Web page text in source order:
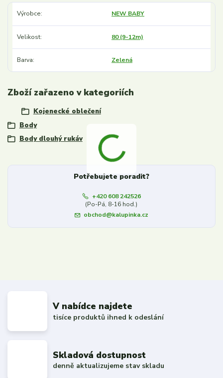
Výrobce NEW BABY
Velikost 80 (9-12m)
Barva Zelená
Zboží zařazeno v kategoriích
Kojenecké oblečení
Body
Body dlouhý rukáv
Potřebujete poradit?
+420 608 242526
(Po-Pá, 8-16 hod.)
obchod@kalupinka.cz
V nabídce najdete
tisíce produktů ihned k odeslání
Skladová dostupnost
denně aktualizujeme stav skladu